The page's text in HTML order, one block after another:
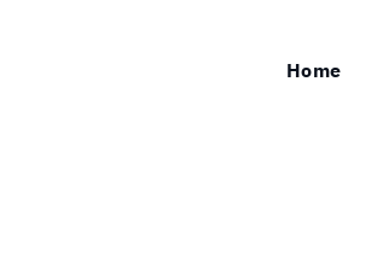
Home